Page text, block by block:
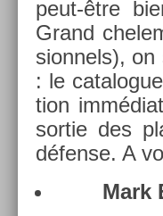
peut-être
Grand
sion­nels), on
: le
tion
sor­tie des
défense. A
Mark